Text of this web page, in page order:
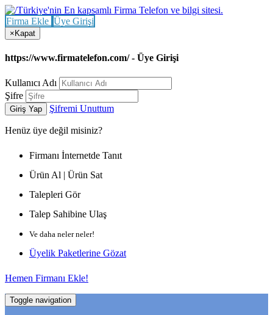
Firma Ekle Üye Girişi
× Kapat
https://www.firmatelefon.com/ - Üye Girişi
Kullanıcı Adı
Şifre
Giriş Yap Şifremi Unuttum
Henüz üye değil misiniz?
Firmanı İnternetde Tanıt
Ürün Al | Ürün Sat
Talepleri Gör
Talep Sahibine Ulaş
Ve daha neler neler!
Üyelik Paketlerine Gözat
Hemen Firmanı Ekle!
Toggle navigation